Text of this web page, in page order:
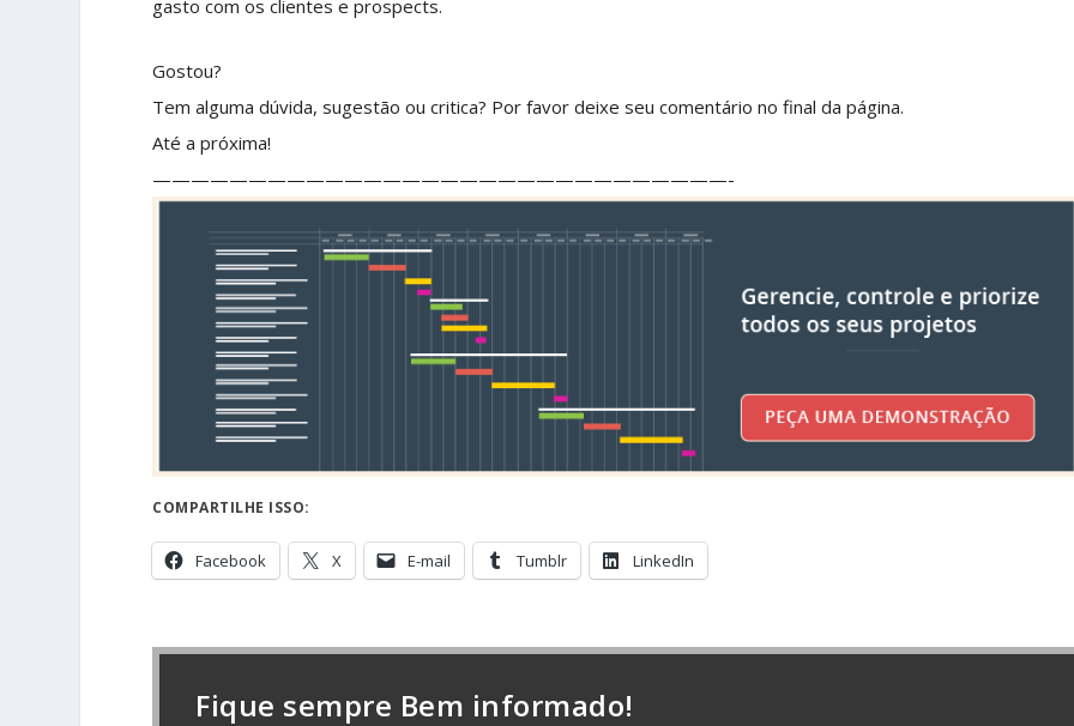
gasto com os clientes e prospects.
Gostou?
Tem alguma dúvida, sugestão ou critica? Por favor deixe seu comentário no final da página.
Até a próxima!
——————————————————————————————-
COMPARTILHE ISSO:
Facebook X E-mail Tumblr LinkedIn
Fique sempre Bem informado!